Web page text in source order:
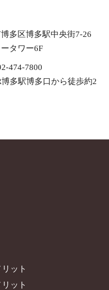
多区博多駅中央街7-26
タワー6F
474-7800
多駅博多口から徒歩約2
ット
ット